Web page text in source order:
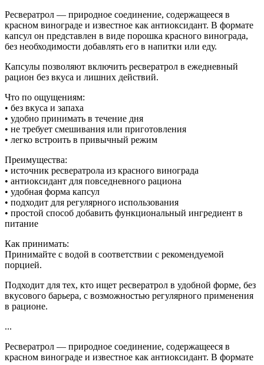
Ресвератрол — природное соединение, содержащееся в
красном винограде и известное как антиоксидант. В формате
капсул он представлен в виде порошка красного винограда,
без необходимости добавлять его в напитки или еду.
Капсулы позволяют включить ресвератрол в ежедневный
рацион без вкуса и лишних действий.
Что по ощущениям:
• без вкуса и запаха
• удобно принимать в течение дня
• не требует смешивания или приготовления
• легко встроить в привычный режим
Преимущества:
• источник ресвератрола из красного винограда
• антиоксидант для повседневного рациона
• удобная форма капсул
• подходит для регулярного использования
• простой способ добавить функциональный ингредиент в
питание
Как принимать:
Принимайте с водой в соответствии с рекомендуемой
порцией.
Подходит для тех, кто ищет ресвератрол в удобной форме, без
вкусового барьера, с возможностью регулярного применения
в рационе.
...
Ресвератрол — природное соединение, содержащееся в
красном винограде и известное как антиоксидант. В формате